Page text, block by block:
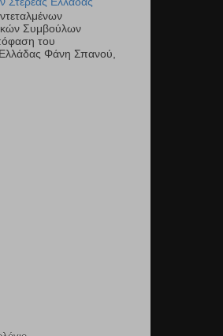
Συμβούλων
του
Ελλάδας Φάνη Σπανού,